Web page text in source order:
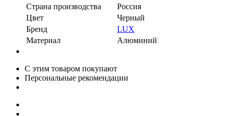
Страна производства
Россия
Цвет
Черный
Бренд
LUX
Материал
Алюминий
С этим товаром покупают
Персональные рекомендации